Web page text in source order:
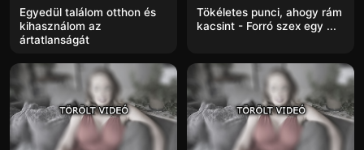
Egyedül találom otthon és
kihasználom az
ártatlanságát
Tökéletes punci, ahogy rám
kacsint - Forró szex egy ...